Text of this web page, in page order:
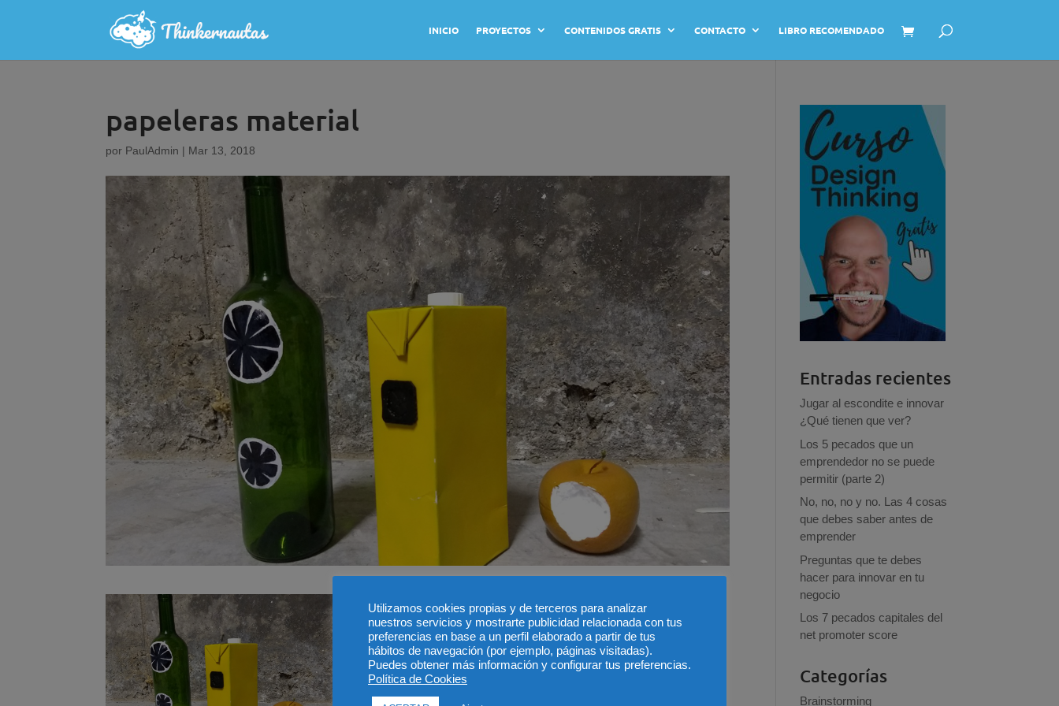
INICIO PROYECTOS CONTENIDOS GRATIS CONTACTO LIBRO RECOMENDADO
papeleras material
por PaulAdmin | Mar 13, 2018
Entradas recientes
Jugar al escondite e innovar
¿Qué tienen que ver?
Los 5 pecados que un
emprendedor no se puede
permitir (parte 2)
No, no, no y no. Las 4 cosas
que debes saber antes de
emprender
Preguntas que te debes
hacer para innovar en tu
negocio
Los 7 pecados capitales del
net promoter score
Categorías
Brainstorming
Utilizamos cookies propias y de terceros para analizar
nuestros servicios y mostrarte publicidad relacionada con tus
preferencias en base a un perfil elaborado a partir de tus
hábitos de navegación (por ejemplo, páginas visitadas).
Puedes obtener más información y configurar tus preferencias.
Política de Cookies